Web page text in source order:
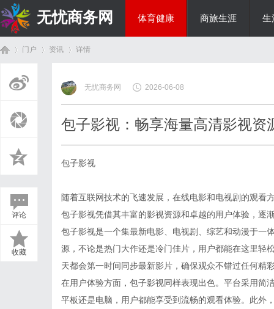
无忧商务网 体育健康 商旅生涯 生
门户 资讯
›
详情
评论
收藏
无忧商务网 2026-06-08
包子影视：畅享海量高清影视资
包子影视
随着互联网技术的飞速发展，在线电影和电视剧的观看
包子影视凭借其丰富的影视资源和卓越的用户体验，逐
包子影视是一个集最新电影、电视剧、综艺和动漫于一
源，不论是热门大作还是冷门佳片，用户都能在这里轻
天都会第一时间同步最新影片，确保观众不错过任何精
在用户体验方面，包子影视同样表现出色。平台采用简
平板还是电脑，用户都能享受到流畅的观看体验。此外